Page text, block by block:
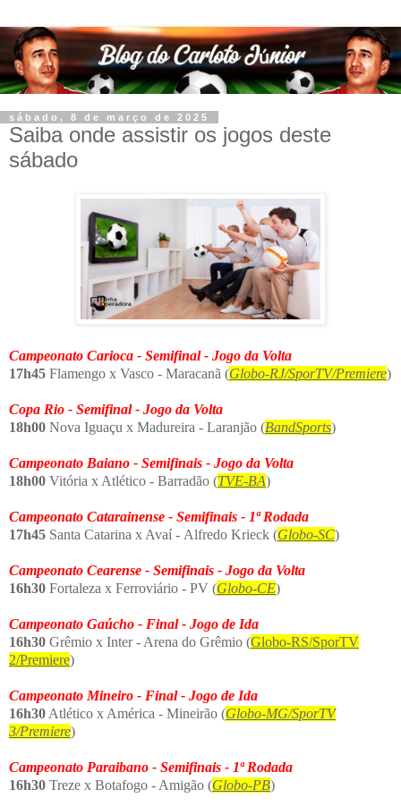
sábado, 8 de março de 2025
Saiba onde assistir os jogos deste
sábado
Campeonato Carioca - Semifinal - Jogo da Volta
17h45 Flamengo x Vasco - Maracanã (Globo-RJ/SporTV/Premiere)
Copa Rio - Semifinal - Jogo da Volta
18h00 Nova Iguaçu x Madureira - Laranjão (BandSports)
Campeonato Baiano - Semifinais - Jogo da Volta
18h00 Vitória x Atlético - Barradão (TVE-BA)
Campeonato Catarainense - Semifinais - 1ª Rodada
17h45 Santa Catarina x Avaí - Alfredo Krieck (Globo-SC)
Campeonato Cearense - Semifinais - Jogo da Volta
16h30 Fortaleza x Ferroviário - PV (Globo-CE)
Campeonato Gaúcho - Final - Jogo de Ida
16h30 Grêmio x Inter - Arena do Grêmio (Globo-RS/SporTV
2/Premiere)
Campeonato Mineiro - Final - Jogo de Ida
16h30Atlético x América - Mineirão (Globo-MG/SporTV
3/Premiere)
Campeonato Paraibano - Semifinais - 1ª Rodada
16h30 Treze x Botafogo - Amigão (Globo-PB)